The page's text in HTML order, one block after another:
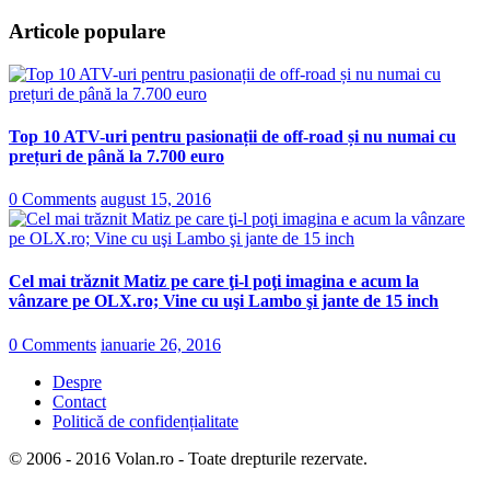
Articole populare
Top 10 ATV-uri pentru pasionații de off-road și nu numai cu
prețuri de până la 7.700 euro
0 Comments august 15, 2016
Cel mai trăznit Matiz pe care ţi-l poţi imagina e acum la
vânzare pe OLX.ro; Vine cu uşi Lambo şi jante de 15 inch
0 Comments ianuarie 26, 2016
Despre
Contact
Politică de confidențialitate
© 2006 - 2016 Volan.ro - Toate drepturile rezervate.